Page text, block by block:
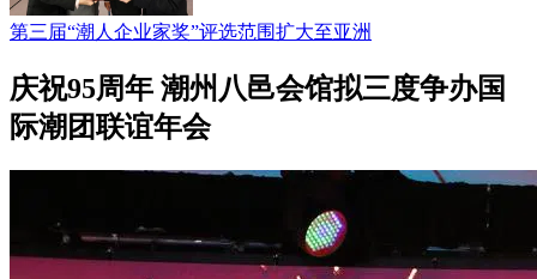
第三届“潮人企业家奖”评选范围扩大至亚洲
庆祝95周年 潮州八邑会馆拟三度争办国
际潮团联谊年会